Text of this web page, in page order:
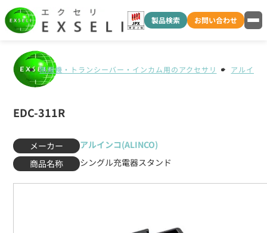
製品検索 お問い合わせ
無線機・トランシーバー・インカム用のアクセサリ アルイン
EDC-311R
メーカー
アルインコ(ALINCO)
商品名称
シングル充電器スタンド